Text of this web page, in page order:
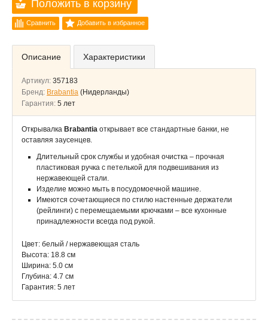
Положить в корзину
Сравнить Добавить в избранное
Описание Характеристики
Артикул: 357183
Бренд: Brabantia (Нидерланды)
Гарантия: 5 лет
Открывалка Brabantia открывает все стандартные банки, не
оставляя заусенцев.
Длительный срок службы и удобная очистка – прочная
пластиковая ручка с петелькой для подвешивания из
нержавеющей стали.
Изделие можно мыть в посудомоечной машине.
Имеются сочетающиеся по стилю настенные держатели
(рейлинги) с перемещаемыми крючками – все кухонные
принадлежности всегда под рукой.
Цвет: белый / нержавеющая сталь
Высота: 18.8 см
Ширина: 5.0 см
Глубина: 4.7 см
Гарантия: 5 лет